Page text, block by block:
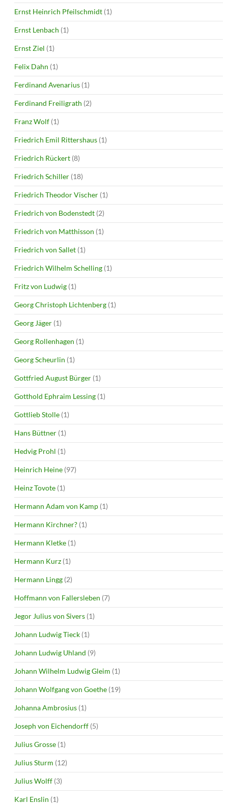
Ernst Heinrich Pfeilschmidt (1)
Ernst Lenbach (1)
Ernst Ziel (1)
Felix Dahn (1)
Ferdinand Avenarius (1)
Ferdinand Freiligrath (2)
Franz Wolf (1)
Friedrich Emil Rittershaus (1)
Friedrich Rückert (8)
Friedrich Schiller (18)
Friedrich Theodor Vischer (1)
Friedrich von Bodenstedt (2)
Friedrich von Matthisson (1)
Friedrich von Sallet (1)
Friedrich Wilhelm Schelling (1)
Fritz von Ludwig (1)
Georg Christoph Lichtenberg (1)
Georg Jäger (1)
Georg Rollenhagen (1)
Georg Scheurlin (1)
Gottfried August Bürger (1)
Gotthold Ephraim Lessing (1)
Gottlieb Stolle (1)
Hans Büttner (1)
Hedvig Prohl (1)
Heinrich Heine (97)
Heinz Tovote (1)
Hermann Adam von Kamp (1)
Hermann Kirchner? (1)
Hermann Kletke (1)
Hermann Kurz (1)
Hermann Lingg (2)
Hoffmann von Fallersleben (7)
Jegor Julius von Sivers (1)
Johann Ludwig Tieck (1)
Johann Ludwig Uhland (9)
Johann Wilhelm Ludwig Gleim (1)
Johann Wolfgang von Goethe (19)
Johanna Ambrosius (1)
Joseph von Eichendorff (5)
Julius Grosse (1)
Julius Sturm (12)
Julius Wolff (3)
Karl Enslin (1)